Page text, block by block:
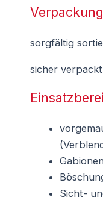
sorgfältig
sicher
Sicht-